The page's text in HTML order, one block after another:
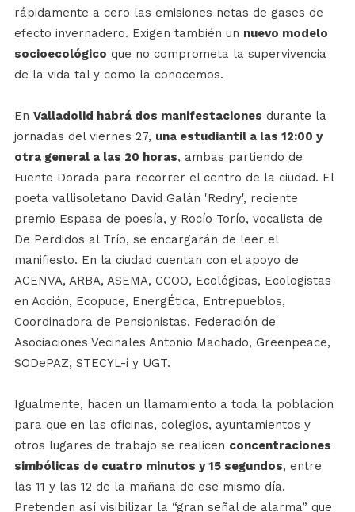
rápidamente a cero las emisiones netas de gases de
efecto invernadero. Exigen también un nuevo modelo
socioecológico que no comprometa la supervivencia
de la vida tal y como la conocemos.
En Valladolid habrá dos manifestaciones durante la
jornadas del viernes 27, una estudiantil a las 12:00 y
otra general a las 20 horas, ambas partiendo de
Fuente Dorada para recorrer el centro de la ciudad. El
poeta vallisoletano David Galán 'Redry', reciente
premio Espasa de poesía, y Rocío Torío, vocalista de
De Perdidos al Trío, se encargarán de leer el
manifiesto. En la ciudad cuentan con el apoyo de
ACENVA, ARBA, ASEMA, CCOO, Ecológicas, Ecologistas
en Acción, Ecopuce, EnergÉtica, Entrepueblos,
Coordinadora de Pensionistas, Federación de
Asociaciones Vecinales Antonio Machado, Greenpeace,
SODePAZ, STECYL-i y UGT.
Igualmente, hacen un llamamiento a toda la población
para que en las oficinas, colegios, ayuntamientos y
otros lugares de trabajo se realicen concentraciones
simbólicas de cuatro minutos y 15 segundos, entre
las 11 y las 12 de la mañana de ese mismo día.
Pretenden así visibilizar la “gran señal de alarma” que